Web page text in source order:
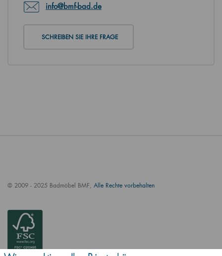
info@bmf-bad.de
SCHREIBEN SIE IHRE FRAGE
© 2009 - 2025 Badmöbel BMF, Alle Rechte vorbehalten